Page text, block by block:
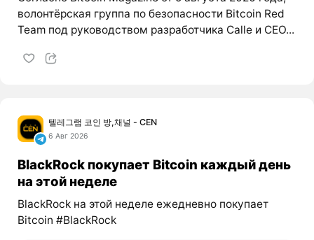
волонтёрская группа по безопасности Bitcoin Red
Team под руководством разработчика Calle и CEO...
텔레그램 코인 방,채널 - CEN
6 Авг 2026
BlackRock покупает Bitcoin каждый день
на этой неделе
BlackRock на этой неделе ежедневно покупает
Bitcoin #BlackRock